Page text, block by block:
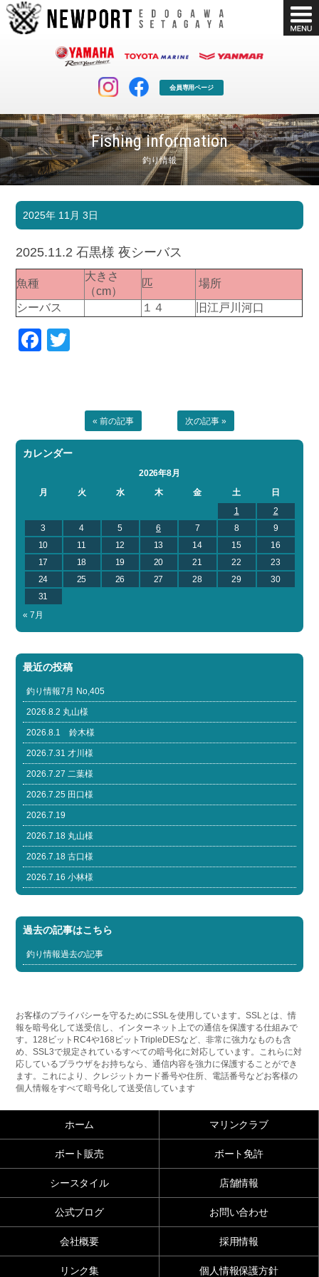
会員専用ページ
Fishing information
釣り情報
マリンクラブ
マリンライフを堪能したい！
ボート販売
ボート免許
長年の実績と信頼！
店舗情報 公式ブログ
Blog
お問い合わせ
Contact us
2025年 11月 3日
2025.11.2 石黒様 夜シーバス
魚種
大きさ
（cm）
匹
場所
シーバス
１４ 旧江戸川河口
Facebook
« 前の記事 次の記事 »
カレンダー
2026年8月
月
火 水 木 金 土
日
1
2
3
4 5 6 7 8
9
10
11 12 13 14 15
16
17
18 19 20 21 22
23
24
25 26 27 28 29
30
31
« 7月
最近の投稿
釣り情報7月 No,405
2026.8.2 丸山様
2026.8.1 鈴木様
2026.7.31 才川様
2026.7.27 二葉様
2026.7.25 田口様
2026.7.19
2026.7.18 丸山様
2026.7.18 古口様
2026.7.16 小林様
過去の記事はこちら
釣り情報過去の記事
お客様のプライバシーを守るためにSSLを使用しています。SSLとは、情
報を暗号化して送受信し、インターネット上での通信を保護する仕組みで
す。128ビットRC4や168ビットTripleDESなど、非常に強力なものも含
め、SSL3で規定されているすべての暗号化に対応しています。これらに対
応しているブラウザをお持ちなら、通信内容を強力に保護することができ
ます。これにより、クレジットカード番号や住所、電話番号などお客様の
個人情報をすべて暗号化して送受信しています
ホーム マリンクラブ
ボート販売 ボート免許
シースタイル 店舗情報
公式ブログ お問い合わせ
会社概要 採用情報
リンク集 個人情報保護方針